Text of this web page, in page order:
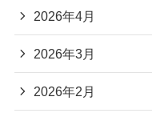
2026年4月
2026年3月
2026年2月